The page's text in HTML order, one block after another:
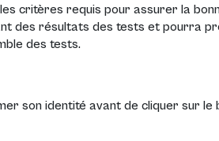
critères requis pour assurer la
des résultats des tests et pourra
des tests.
son identité avant de cliquer sur le